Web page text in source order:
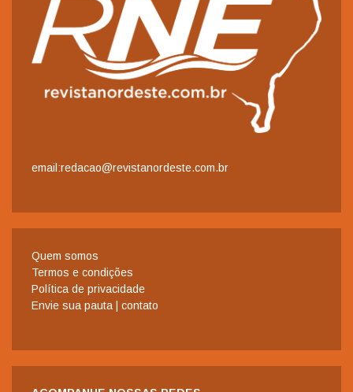
email:redacao@revistanordeste.com.br
Quem somos
Termos e condições
Política de privacidade
Envie sua pauta | contato